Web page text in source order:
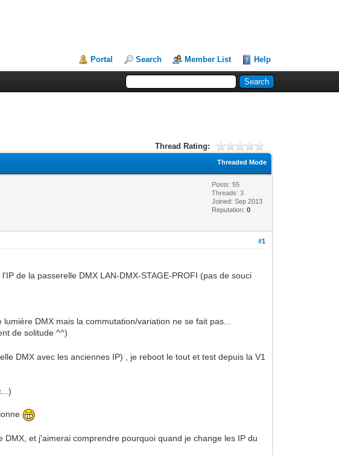
Portal Search Member List Help
Thread Rating:
Threaded Mode
Posts: 55
Threads: 3
Joined: Sep 2013
Reputation:0
#1
de la passerelle DMX LAN-DMX-STAGE-PROFI (pas de souci
DMX mais la commutation/variation ne se fait pas...
de solitude ^^)
DMX avec les anciennes IP) , je reboot le tout et test depuis la V1
et j'aimerai comprendre pourquoi quand je change les IP du